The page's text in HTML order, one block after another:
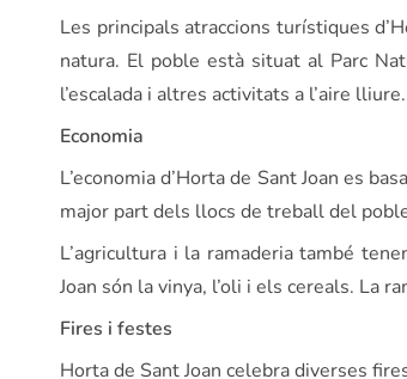
Les principals atraccions turístiques
natura. El poble està situat al Parc
l’escalada i altres activitats a l’aire lliure.
Economia
L’economia d’Horta de Sant Joan es
major part dels llocs de treball del
L’agricultura i la ramaderia també
Joan són la vinya, l’oli i els cereals. La
Fires i festes
Horta de Sant Joan celebra diverses